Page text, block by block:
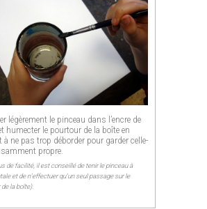
légèrement le pinceau dans l’encre de
humecter le pourtour de la boîte en
à ne pas trop déborder pour garder celle-
propre.
de facilité, il est conseillé de tenir le pinceau à
et de n’effectuer qu’un seul passage sur le
la boîte).